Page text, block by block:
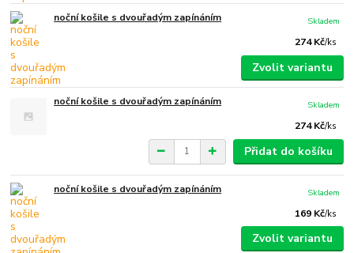
noční košile s dvouřadým zapínáním
274 Kč/ks
Skladem
Zvolit variantu
noční košile s dvouřadým zapínáním
274 Kč/ks
Skladem
Přidat do košíku
noční košile s dvouřadým zapínáním
169 Kč/ks
Skladem
Zvolit variantu